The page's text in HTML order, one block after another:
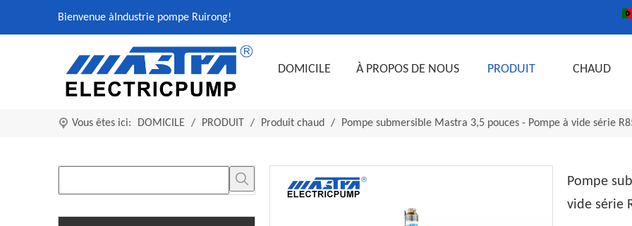
Bienvenue à Industrie pompe Ruirong!
DOMICILE À PROPOS DE NOUS PRODUIT CHAUD
Vous êtes ici: DOMICILE / PRODUIT / Produit chaud / Pompe submersible Mastra 3,5 pouces - Pompe à vide série
Pompe
vide série